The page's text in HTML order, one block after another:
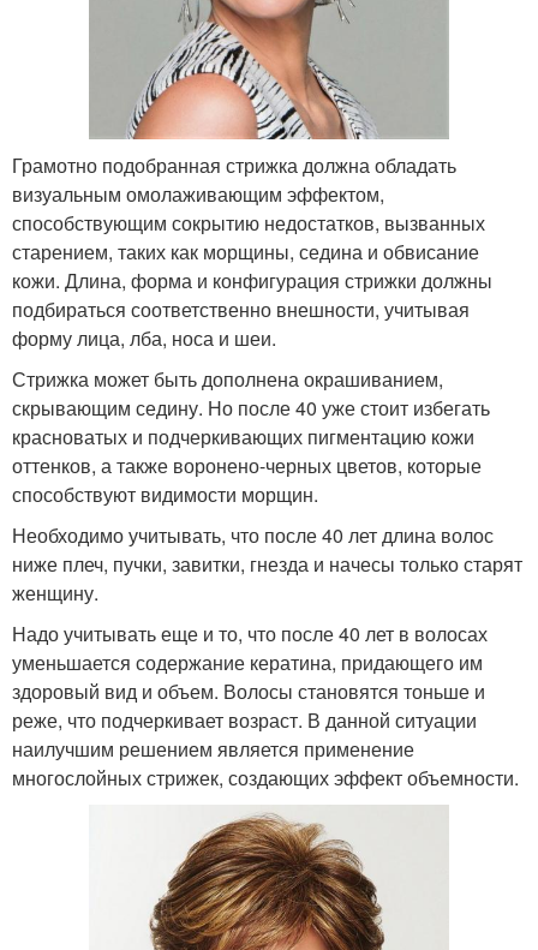
Грамотно подобранная стрижка должна обладать
визуальным омолаживающим эффектом,
способствующим сокрытию недостатков, вызванных
старением, таких как морщины, седина и обвисание
кожи. Длина, форма и конфигурация стрижки должны
подбираться соответственно внешности, учитывая
форму лица, лба, носа и шеи.
Стрижка может быть дополнена окрашиванием,
скрывающим седину. Но после 40 уже стоит избегать
красноватых и подчеркивающих пигментацию кожи
оттенков, а также воронено-черных цветов, которые
способствуют видимости морщин.
Необходимо учитывать, что после 40 лет длина волос
ниже плеч, пучки, завитки, гнезда и начесы только старят
женщину.
Надо учитывать еще и то, что после 40 лет в волосах
уменьшается содержание кератина, придающего им
здоровый вид и объем. Волосы становятся тоньше и
реже, что подчеркивает возраст. В данной ситуации
наилучшим решением является применение
многослойных стрижек, создающих эффект объемности.